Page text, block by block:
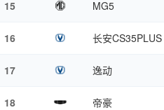
15 MG5
16 长安CS35PLUS
17 逸动
18 帝豪